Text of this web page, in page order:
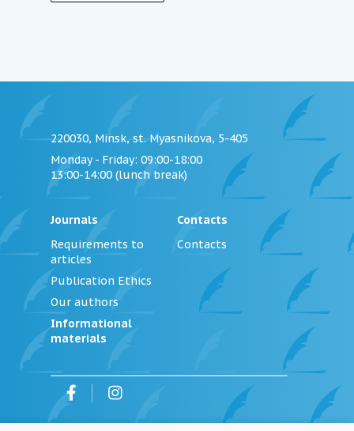
220030, Minsk, st. Myasnikova, 5-405
Monday - Friday: 09:00-18:00
13:00-14:00 (lunch break)
Journals
Requirements to
articles
Publication Ethics
Our authors
Informational
materials
Contacts
Contacts